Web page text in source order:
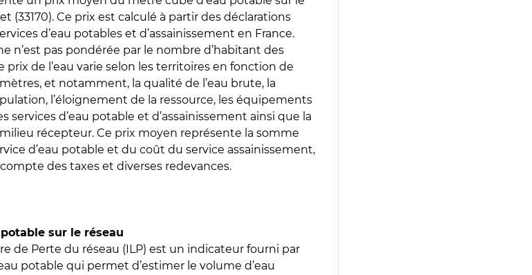
(33170). Ce prix est calculé à partir des déclarations
d’eau potables et d’assainissement en France.
n’est pas pondérée par le nombre d’habitant des
prix de l’eau varie selon les territoires en fonction de
et notamment, la qualité de l’eau brute, la
l’éloignement de la ressource, les équipements
services d’eau potable et d’assainissement ainsi que la
récepteur. Ce prix moyen représente la somme
d’eau potable et du coût du service assainissement,
des taxes et diverses redevances.
sur le réseau
de Perte du réseau (ILP) est un indicateur fourni par
potable qui permet d’estimer le volume d’eau